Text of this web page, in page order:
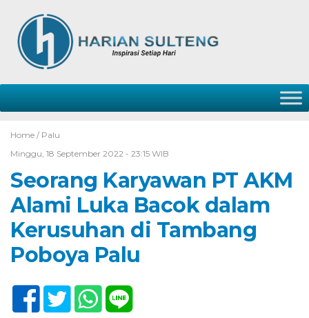
Home / Palu
Minggu, 18 September 2022 - 23:15 WIB
Seorang Karyawan PT AKM
Alami Luka Bacok dalam
Kerusuhan di Tambang
Poboya Palu